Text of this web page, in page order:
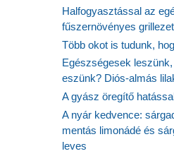
Halfogyasztással az
fűszernövényes
Több okot is tudunk,
Egészségesek
eszünk? Diós-almás
A gyász öregítő
A nyár kedvence:
mentás limonádé és
leves